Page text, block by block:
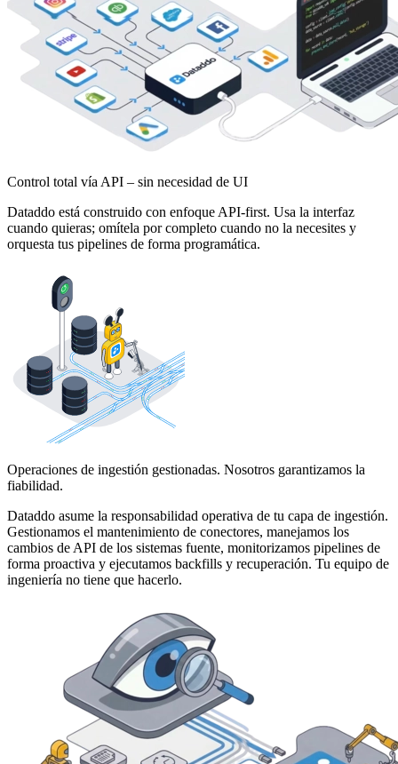
Control total vía API – sin necesidad de UI
Dataddo está construido con enfoque API-first. Usa la interfaz
cuando quieras; omítela por completo cuando no la necesites y
orquesta tus pipelines de forma programática.
Operaciones de ingestión gestionadas. Nosotros garantizamos la
fiabilidad.
Dataddo asume la responsabilidad operativa de tu capa de ingestión.
Gestionamos el mantenimiento de conectores, manejamos los
cambios de API de los sistemas fuente, monitorizamos pipelines de
forma proactiva y ejecutamos backfills y recuperación. Tu equipo de
ingeniería no tiene que hacerlo.